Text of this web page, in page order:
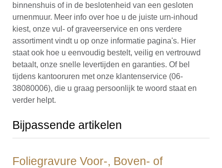
binnenshuis of in de beslotenheid van een gesloten
urnenmuur. Meer info over hoe u de juiste urn-inhoud
kiest, onze vul- of graveerservice en ons verdere
assortiment vindt u op onze informatie pagina's. Hier
staat ook hoe u eenvoudig bestelt, veilig en vertrouwd
betaalt, onze snelle levertijden en garanties. Of bel
tijdens kantooruren met onze klantenservice (06-
38080006), die u graag persoonlijk te woord staat en
verder helpt.
Bijpassende artikelen
Foliegravure Voor-, Boven- of